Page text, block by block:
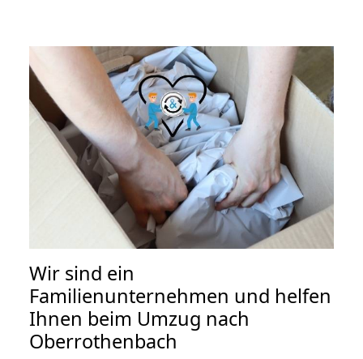
Wir sind ein
Familienunternehmen und helfen
Ihnen beim Umzug nach
Oberrothenbach